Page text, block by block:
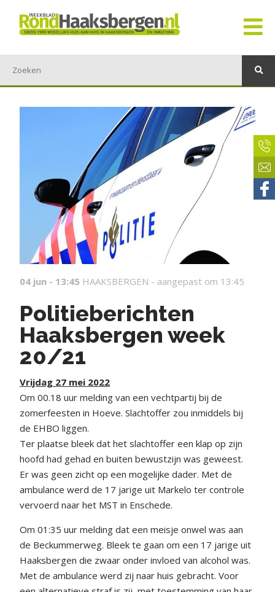
04 jun - 13:45 HAAKSBERGEN - aangepast om 13:45
Politieberichten
Haaksbergen week
20/21
Vrijdag 27 mei 2022
Om 00.18 uur melding van een vechtpartij bij de
zomerfeesten in Hoeve. Slachtoffer zou inmiddels bij
de EHBO liggen.
Ter plaatse bleek dat het slachtoffer een klap op zijn
hoofd had gehad en buiten bewustzijn was geweest.
Er was geen zicht op een mogelijke dader. Met de
ambulance werd de 17 jarige uit Markelo ter controle
vervoerd naar het MST in Enschede.
Om 01:35 uur melding dat een meisje onwel was aan
de Beckummerweg. Bleek te gaan om een 17 jarige uit
Haaksbergen die zwaar onder invloed van alcohol was.
Met de ambulance werd zij naar huis gebracht. Voor